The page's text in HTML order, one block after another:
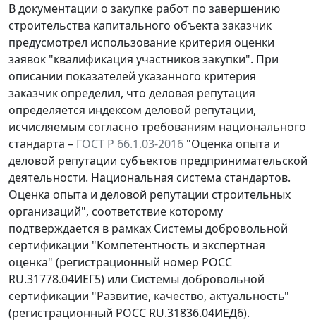
В документации о закупке работ по завершению
строительства капитального объекта заказчик
предусмотрел использование критерия оценки
заявок "квалификация участников закупки". При
описании показателей указанного критерия
заказчик определил, что деловая репутация
определяется индексом деловой репутации,
исчисляемым согласно требованиям национального
стандарта – ГОСТ Р 66.1.03-2016 "Оценка опыта и
деловой репутации субъектов предпринимательской
деятельности. Национальная система стандартов.
Оценка опыта и деловой репутации строительных
организаций", соответствие которому
подтверждается в рамках Системы добровольной
сертификации "Компетентность и экспертная
оценка" (регистрационный номер РОСС
RU.31778.04ИЕГ5) или Системы добровольной
сертификации "Развитие, качество, актуальность"
(регистрационный РОСС RU.31836.04ИЕД6).